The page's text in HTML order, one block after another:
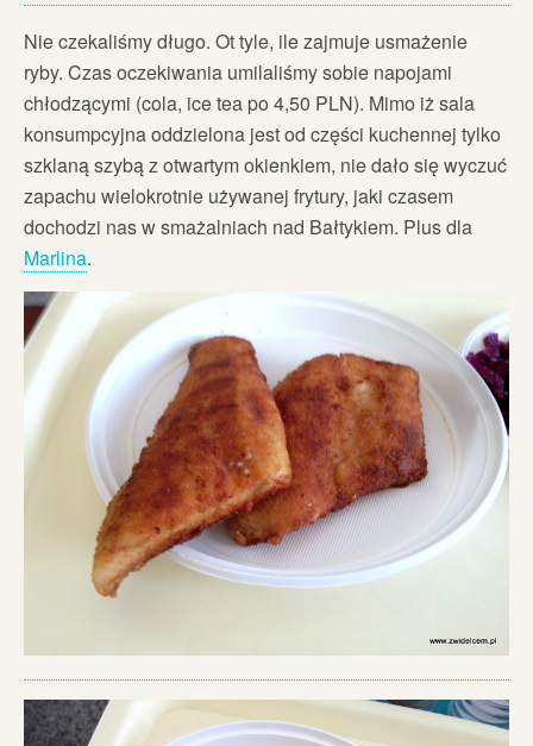
Nie czekaliśmy długo. Ot tyle, ile zajmuje usmażenie
ryby. Czas oczekiwania umilaliśmy sobie napojami
chłodzącymi (cola, ice tea po 4,50 PLN). Mimo iż sala
konsumpcyjna oddzielona jest od części kuchennej tylko
szklaną szybą z otwartym okienkiem, nie dało się wyczuć
zapachu wielokrotnie używanej frytury, jaki czasem
dochodzi nas w smażalniach nad Bałtykiem. Plus dla
Marlina.